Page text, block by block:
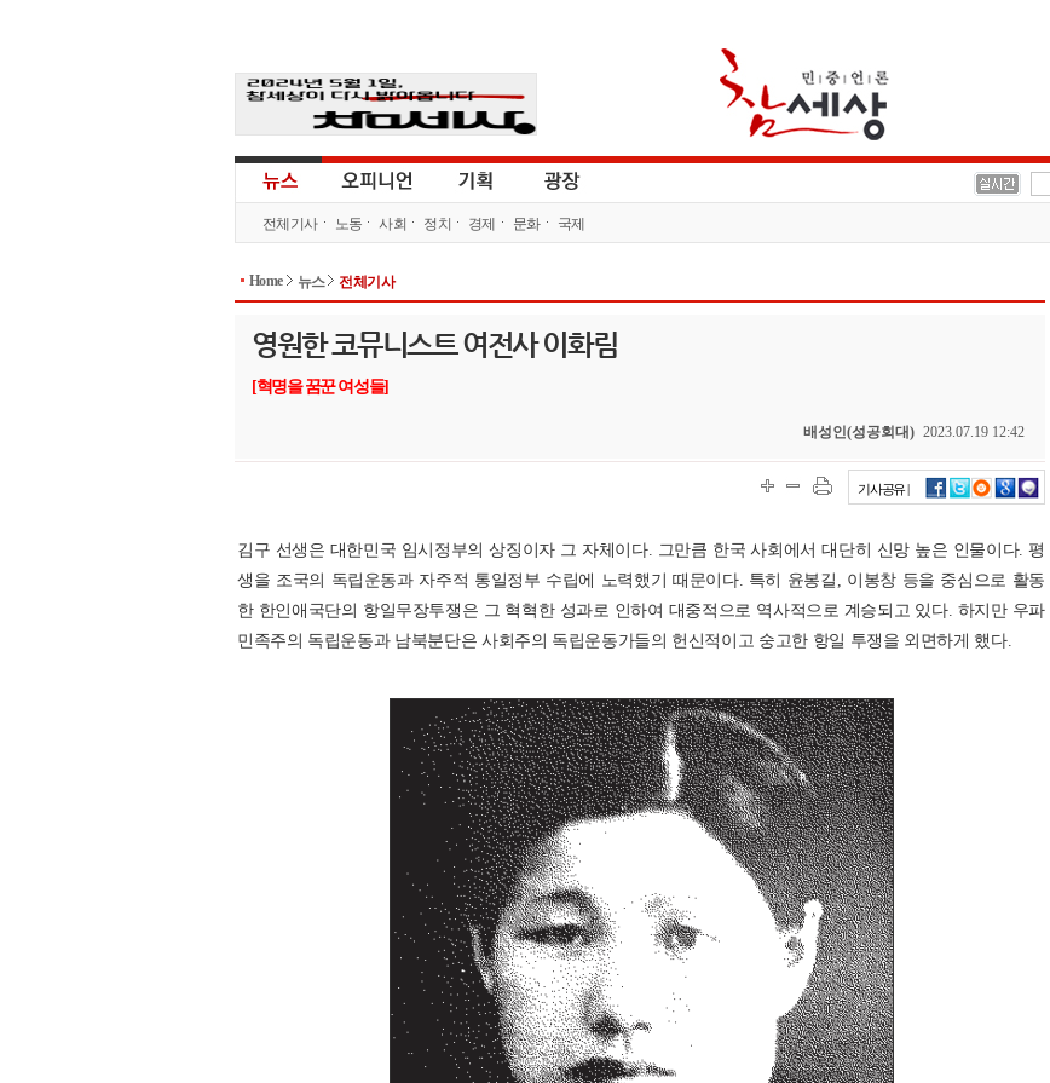
전체기사 노동 사회 정치 경제 문화 국제
Home 뉴스 전체기사
영원한 코뮤니스트 여전사 이화림
[혁명을 꿈꾼 여성들]
배성인(성공회대) 2023.07.19 12:42
기사공유 |
김구 선생은 대한민국 임시정부의 상징이자 그 자체이다. 그만큼 한국 사회에서 대단히 신망 높은 인물이다. 평
생을 조국의 독립운동과 자주적 통일정부 수립에 노력했기 때문이다. 특히 윤봉길, 이봉창 등을 중심으로 활동
한 한인애국단의 항일무장투쟁은 그 혁혁한 성과로 인하여 대중적으로 역사적으로 계승되고 있다. 하지만 우파
민족주의 독립운동과 남북분단은 사회주의 독립운동가들의 헌신적이고 숭고한 항일 투쟁을 외면하게 했다.